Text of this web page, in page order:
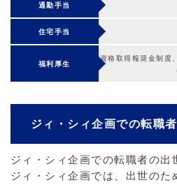
通勤手当
住宅手当
福利厚生
資格取得報奨金制度
ジィ・シィ企画での転職
ジィ・シィ企画での転職者の出
ジィ・シィ企画では、出世のた